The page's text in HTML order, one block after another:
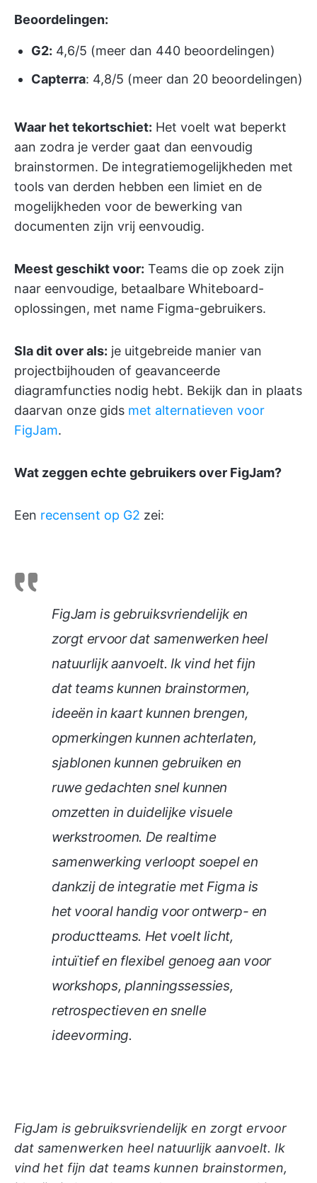
Beoordelingen:
G2: 4,6/5 (meer dan 440 beoordelingen)
Capterra: 4,8/5 (meer dan 20 beoordelingen)
Waar het tekortschiet: Het voelt wat beperkt
aan zodra je verder gaat dan eenvoudig
brainstormen. De integratiemogelijkheden met
tools van derden hebben een limiet en de
mogelijkheden voor de bewerking van
documenten zijn vrij eenvoudig.
Meest geschikt voor: Teams die op zoek zijn
naar eenvoudige, betaalbare Whiteboard-
oplossingen, met name Figma-gebruikers.
Sla dit over als: je uitgebreide manier van
projectbijhouden of geavanceerde
diagramfuncties nodig hebt. Bekijk dan in plaats
daarvan onze gids met alternatieven voor
FigJam.
Wat zeggen echte gebruikers over FigJam?
Een recensent op G2 zei:
FigJam is gebruiksvriendelijk en
zorgt ervoor dat samenwerken heel
natuurlijk aanvoelt. Ik vind het fijn
dat teams kunnen brainstormen,
ideeën in kaart kunnen brengen,
opmerkingen kunnen achterlaten,
sjablonen kunnen gebruiken en
ruwe gedachten snel kunnen
omzetten in duidelijke visuele
werkstroomen. De realtime
samenwerking verloopt soepel en
dankzij de integratie met Figma is
het vooral handig voor ontwerp- en
productteams. Het voelt licht,
intuïtief en flexibel genoeg aan voor
workshops, planningssessies,
retrospectieven en snelle
ideevorming.
FigJam is gebruiksvriendelijk en zorgt ervoor
dat samenwerken heel natuurlijk aanvoelt. Ik
vind het fijn dat teams kunnen brainstormen,